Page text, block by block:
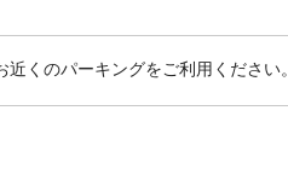
くのパーキングをご利用ください。